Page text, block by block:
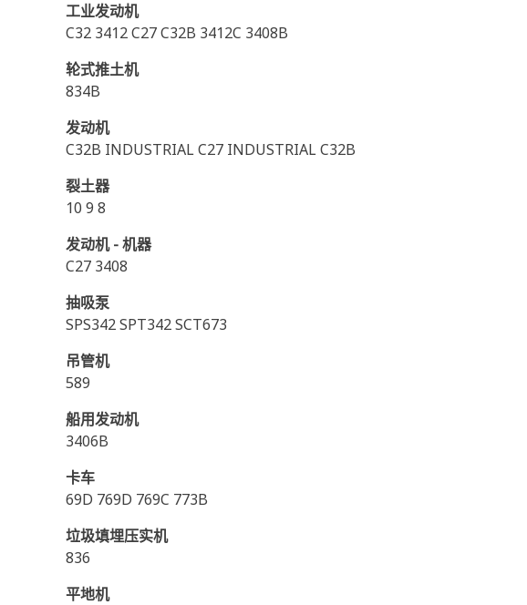
工业发动机
C32 3412 C27 C32B 3412C 3408B
轮式推土机
834B
发动机
C32B INDUSTRIAL C27 INDUSTRIAL C32B
裂土器
10 9 8
发动机 - 机器
C27 3408
抽吸泵
SPS342 SPT342 SCT673
吊管机
589
船用发动机
3406B
卡车
69D 769D 769C 773B
垃圾填埋压实机
836
平地机